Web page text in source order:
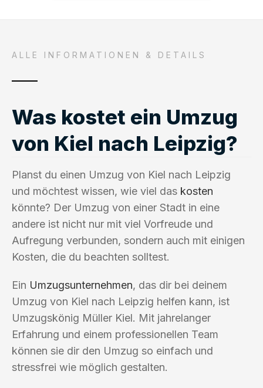
ALLE INFORMATIONEN & DETAILS
Was kostet ein Umzug
von Kiel nach Leipzig?
Planst du einen Umzug von Kiel nach Leipzig
und möchtest wissen, wie viel das kosten
könnte? Der Umzug von einer Stadt in eine
andere ist nicht nur mit viel Vorfreude und
Aufregung verbunden, sondern auch mit einigen
Kosten, die du beachten solltest.
Ein Umzugsunternehmen, das dir bei deinem
Umzug von Kiel nach Leipzig helfen kann, ist
Umzugskönig Müller Kiel. Mit jahrelanger
Erfahrung und einem professionellen Team
können sie dir den Umzug so einfach und
stressfrei wie möglich gestalten.